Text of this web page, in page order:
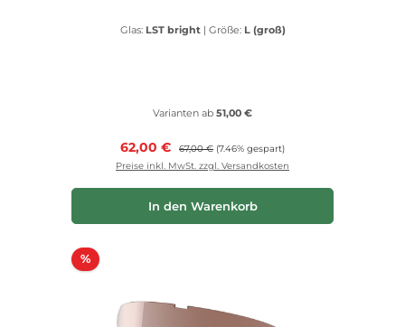
Glas: LST bright | Größe: L (groß)
Varianten ab 51,00 €
Verkaufspreis:
62,00 € Regulärer Preis:
67,00 € (7.46% gespart)
Preise inkl. MwSt. zzgl. Versandkosten
In den Warenkorb
%Rabatt